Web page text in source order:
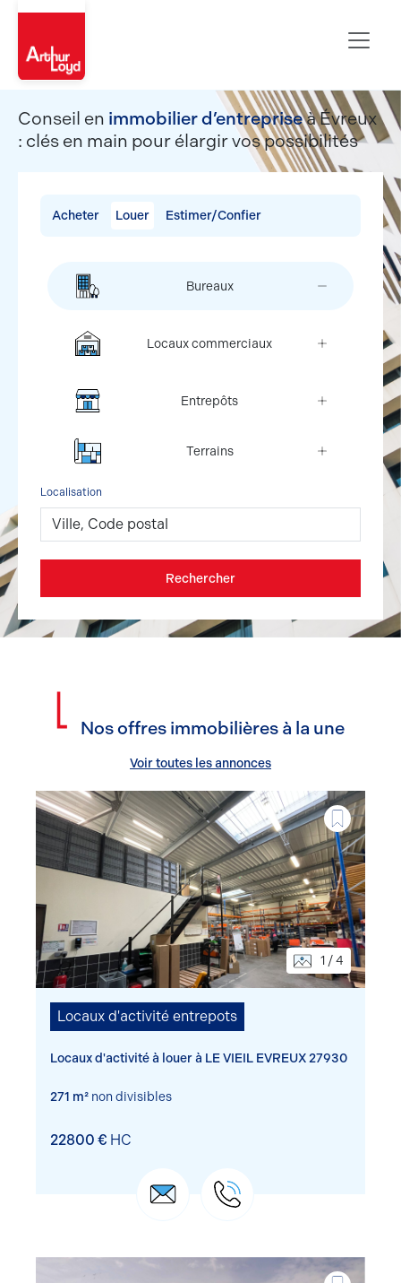
Conseil en immobilier d’entrepriseà Évreux
: clés en main pour élargir vos possibilités
Acheter Louer Estimer/Confier
Bureaux
Locaux commerciaux
Entrepôts
Terrains
Localisation
Rechercher
Nos offres immobilières à la une
Voir toutes les annonces
1 / 4
Locaux d'activité entrepots
Locaux d'activité à louer à LE VIEIL EVREUX 27930
271 m² non divisibles
22800 € HC